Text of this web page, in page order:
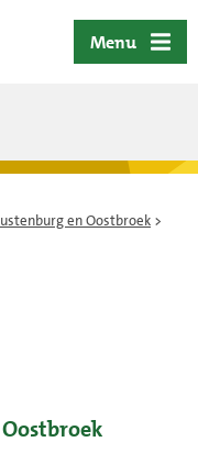
Menu
en Oostbroek >